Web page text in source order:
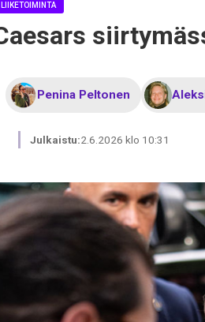
LIIKETOIMINTA
Penina Peltonen
Julkaistu:2.6.2026 klo 10:31